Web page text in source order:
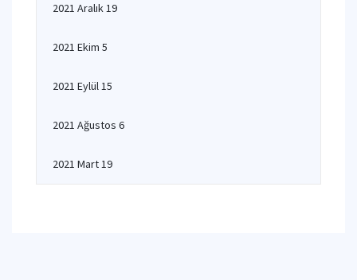
2021 Aralık 19
2021 Ekim 5
2021 Eylül 15
2021 Ağustos 6
2021 Mart 19